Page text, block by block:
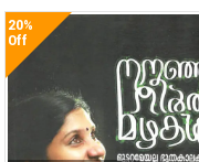
20%
Off